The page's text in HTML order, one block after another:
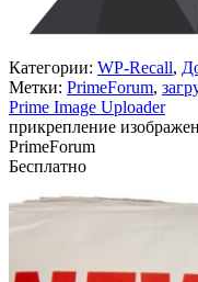
Категории: WP-Recall,
Метки: PrimeForum,
Prime Image Uploader
прикрепление
PrimeForum
Бесплатно